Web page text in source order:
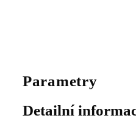
Parametry
Detailní